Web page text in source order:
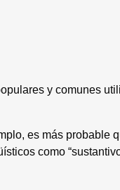
y comunes
es más probable
como